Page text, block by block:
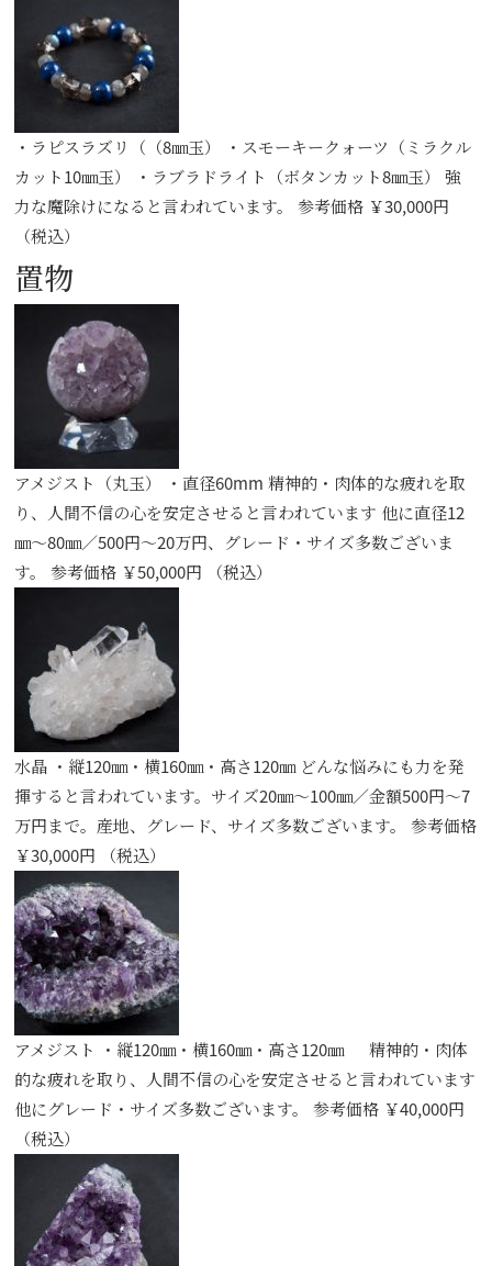
・ラピスラズリ（（8㎜玉） ・スモーキークォーツ（ミラクル
カット10㎜玉） ・ラブラドライト（ボタンカット8㎜玉） 強
力な魔除けになると言われています。 参考価格 ￥30,000円
（税込）
置物
アメジスト（丸玉） ・直径60mm 精神的・肉体的な疲れを取
り、人間不信の心を安定させると言われています 他に直径12
㎜～80㎜／500円～20万円、グレード・サイズ多数ございま
す。 参考価格 ￥50,000円 （税込）
水晶 ・縦120㎜・横160㎜・高さ120㎜ どんな悩みにも力を発
揮すると言われています。サイズ20㎜～100㎜／金額500円～7
万円まで。産地、グレード、サイズ多数ございます。 参考価格
￥30,000円 （税込）
アメジスト ・縦120㎜・横160㎜・高さ120㎜ 精神的・肉体
的な疲れを取り、人間不信の心を安定させると言われています
他にグレード・サイズ多数ございます。 参考価格 ￥40,000円
（税込）